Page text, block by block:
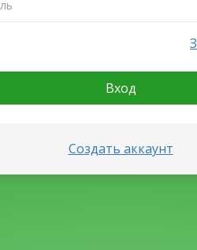
Вход
Создать аккаунт